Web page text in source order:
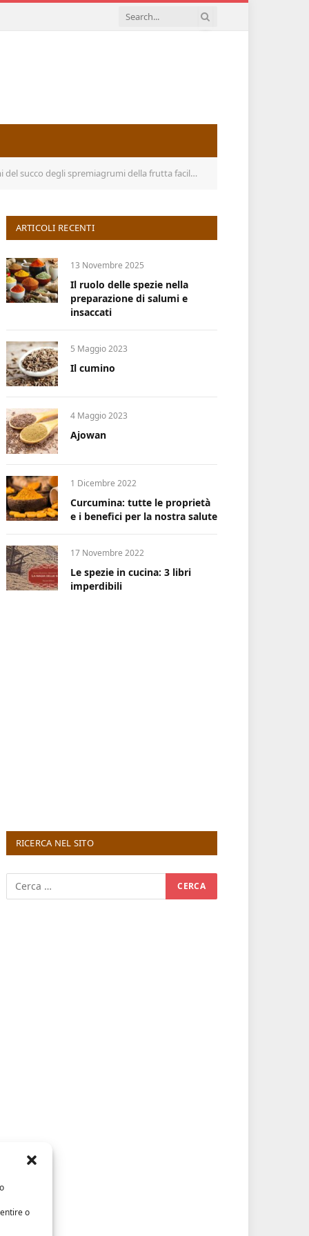
o
spremiagrumi della frutta facile da usare per la casa
ARTICOLI RECENTI
13 Novembre 2025
Il ruolo delle spezie nella
preparazione di salumi e
insaccati
5 Maggio 2023
Il cumino
4 Maggio 2023
Ajowan
1 Dicembre 2022
Curcumina: tutte le proprietà
e i benefici per la nostra salute
17 Novembre 2022
Le spezie in cucina: 3 libri
imperdibili
RICERCA NEL SITO